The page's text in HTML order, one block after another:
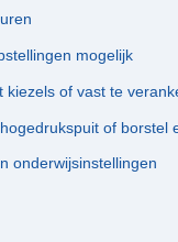
mogelijk
of vast te
of borstel
onderwijsinstellingen